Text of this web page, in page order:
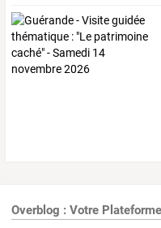
Overblog : Votre